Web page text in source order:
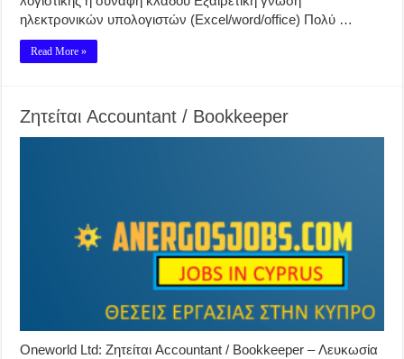
ηλεκτρονικών υπολογιστών (Excel/word/office) Πολύ …
Read More »
Ζητείται Accountant / Bookkeeper
Oneworld Ltd: Ζητείται Accountant / Bookkeeper – Λευκωσία